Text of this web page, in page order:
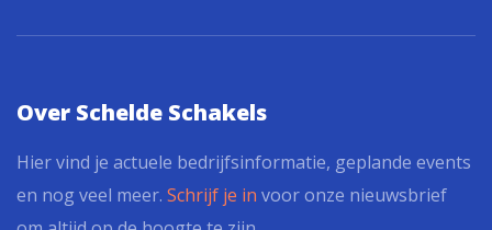
Over Schelde Schakels
Hier vind je actuele bedrijfsinformatie, geplande events
en nog veel meer. Schrijf je in voor onze nieuwsbrief